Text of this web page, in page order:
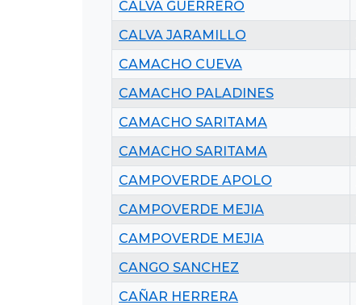
CALVA GUERRERO
CALVA JARAMILLO
CAMACHO CUEVA
CAMACHO PALADINES
CAMACHO SARITAMA
CAMACHO SARITAMA
CAMPOVERDE APOLO
CAMPOVERDE MEJIA
CAMPOVERDE MEJIA
CANGO SANCHEZ
CAÑAR HERRERA